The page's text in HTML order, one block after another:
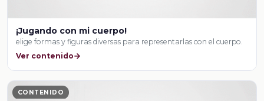
¡Jugando con mi cuerpo!
elige formas y figuras diversas para representarlas con el cuerpo.
Ver contenido
CONTENIDO